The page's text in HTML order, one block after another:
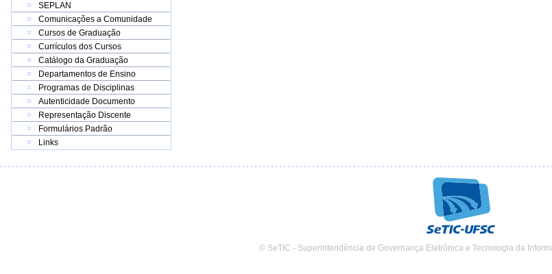
SEPLAN
Comunicações a Comunidade
Cursos de Graduação
Currículos dos Cursos
Catálogo da Graduação
Departamentos de Ensino
Programas de Disciplinas
Autenticidade Documento
Representação Discente
Formulários Padrão
Links
© SeTIC - Superintendência de Governança Eletrônica e Tecnologia da